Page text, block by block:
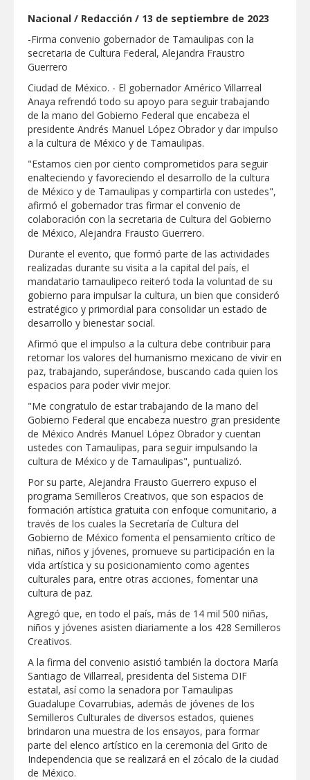
CONAEDU sobre redes sociales y
AVANZAN TRABAJOS DE
MODERNIZACIÓN EN AVENIDA
MANTIENE EL RITMO DE LAS OBRAS
PRIORITARIAS
Atendió Protección Civil de Reynosa
reportes ante lluvias
IMPULSA GESTIÓN AMBIENTAL
JORNADA DE MEJORA URBANA EN
HACIENDA SAN AGUSTÍN
Asegura alcalde de Reynosa buen
funcionamiento de Presa El Águila
GOBIERNO MUNICIPAL Y ESTATAL
CELEBRARÁN FERIA DEL EMPLEO EL
PRÓXIMO 18 DE AGOSTO
Logra STPS la generación de empleo
con más de 6 mil 900 colocaciones en
Tamaulipas
Anunciaron Gobierno Municipal,
PROFECO y CANACO: Feria de Regreso a
Clases 2026
Lleva gobierno de Reynosa programa
"Acción y Conciencia" a colonia
Integración Familiar
Nacional / Redacción / 13 de septiembre de 2023
-Firma convenio gobernador de Tamaulipas con la
secretaria de Cultura Federal, Alejandra Fraustro
Guerrero
Ciudad de México. - El gobernador Américo Villarreal
Anaya refrendó todo su apoyo para seguir trabajando
de la mano del Gobierno Federal que encabeza el
presidente Andrés Manuel López Obrador y dar impulso
a la cultura de México y de Tamaulipas.
"Estamos cien por ciento comprometidos para seguir
enalteciendo y favoreciendo el desarrollo de la cultura
de México y de Tamaulipas y compartirla con ustedes",
afirmó el gobernador tras firmar el convenio de
colaboración con la secretaria de Cultura del Gobierno
de México, Alejandra Frausto Guerrero.
Durante el evento, que formó parte de las actividades
realizadas durante su visita a la capital del país, el
mandatario tamaulipeco reiteró toda la voluntad de su
gobierno para impulsar la cultura, un bien que consideró
estratégico y primordial para consolidar un estado de
desarrollo y bienestar social.
Afirmó que el impulso a la cultura debe contribuir para
retomar los valores del humanismo mexicano de vivir en
paz, trabajando, superándose, buscando cada quien los
espacios para poder vivir mejor.
"Me congratulo de estar trabajando de la mano del
Gobierno Federal que encabeza nuestro gran presidente
de México Andrés Manuel López Obrador y cuentan
ustedes con Tamaulipas, para seguir impulsando la
cultura de México y de Tamaulipas", puntualizó.
Por su parte, Alejandra Frausto Guerrero expuso el
programa Semilleros Creativos, que son espacios de
formación artística gratuita con enfoque comunitario, a
través de los cuales la Secretaría de Cultura del
Gobierno de México fomenta el pensamiento crítico de
niñas, niños y jóvenes, promueve su participación en la
vida artística y su posicionamiento como agentes
culturales para, entre otras acciones, fomentar una
cultura de paz.
Agregó que, en todo el país, más de 14 mil 500 niñas,
niños y jóvenes asisten diariamente a los 428 Semilleros
Creativos.
A la firma del convenio asistió también la doctora María
Santiago de Villarreal, presidenta del Sistema DIF
estatal, así como la senadora por Tamaulipas
Guadalupe Covarrubias, además de jóvenes de los
Semilleros Culturales de diversos estados, quienes
brindaron una muestra de los ensayos, para formar
parte del elenco artístico en la ceremonia del Grito de
Independencia que se realizará en el zócalo de la ciudad
de México.